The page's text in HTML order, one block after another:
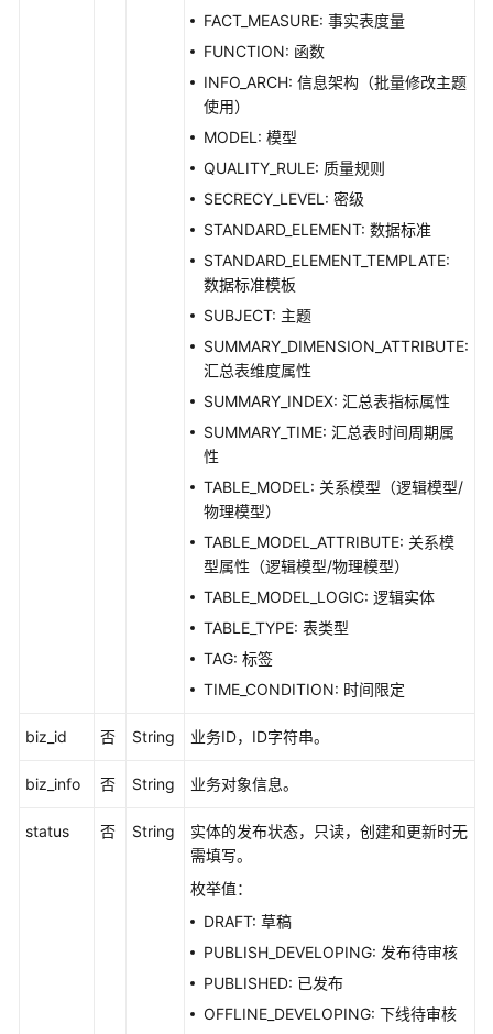
源
支
区
FACT_MEASURE: 事实表度量
FUNCTION: 函数
INFO_ARCH: 信息架构（批量修改主题
使用）
MODEL: 模型
QUALITY_RULE: 质量规则
SECRECY_LEVEL: 密级
STANDARD_ELEMENT: 数据标准
STANDARD_ELEMENT_TEMPLATE:
数据标准模板
SUBJECT: 主题
SUMMARY_DIMENSION_ATTRIBUTE:
汇总表维度属性
SUMMARY_INDEX: 汇总表指标属性
SUMMARY_TIME: 汇总表时间周期属
性
TABLE_MODEL: 关系模型（逻辑模型/
物理模型）
TABLE_MODEL_ATTRIBUTE: 关系模
型属性（逻辑模型/物理模型）
TABLE_MODEL_LOGIC: 逻辑实体
TABLE_TYPE: 表类型
TAG: 标签
TIME_CONDITION: 时间限定
biz_id 否 String 业务ID，ID字符串。
biz_info 否 String 业务对象信息。
status 否 String
实体的发布状态，只读，创建和更新时无
需填写。
枚举值：
DRAFT: 草稿
PUBLISH_DEVELOPING: 发布待审核
PUBLISHED: 已发布
OFFLINE_DEVELOPING: 下线待审核